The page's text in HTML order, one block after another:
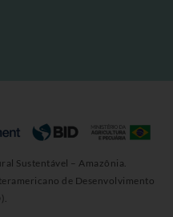
Sustentável – Amazônia.
de Desenvolvimento